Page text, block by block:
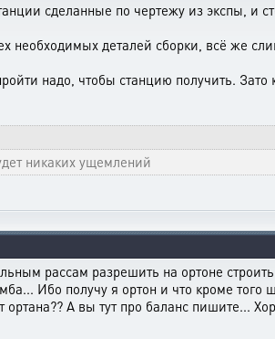
сделанные по чертежу из экспы,
необходимых деталей сборки, всё же
надо, чтобы станцию получить.
никаких ущемлений
рассам разрешить на ортоне
Ибо получу я ортон и что кроме
ортана?? А вы тут про баланс пишите...